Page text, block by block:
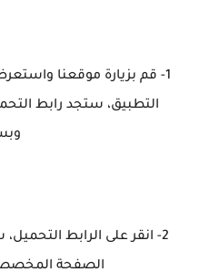
1- قم بزيارة موقعنا
التطبيق، ستجد رابط
2- انقر على الرابط
الصفحة